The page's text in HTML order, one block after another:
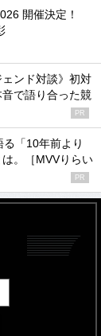
開催決定！
ェンド対談》初対
で語り合った競
PR
「10年前より
。［MVVりらい
PR